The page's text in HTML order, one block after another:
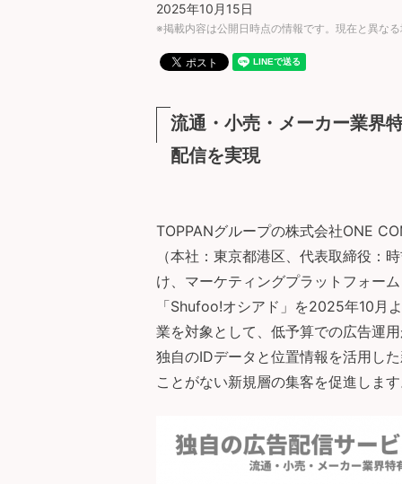
2025年10月15日
※掲載内容は公開日時点の情報です。現在と異な
流通・小売・メーカー業界
配信を実現
TOPPANグループの株式会社ONE
（本社：東京都港区、代表取締役：
け、マーケティングプラットフォー
「Shufoo!オシアド」を2025年10月
業を対象として、低予算での広告運
独自のIDデータと位置情報を活用し
ことがない新規層の集客を促進しま